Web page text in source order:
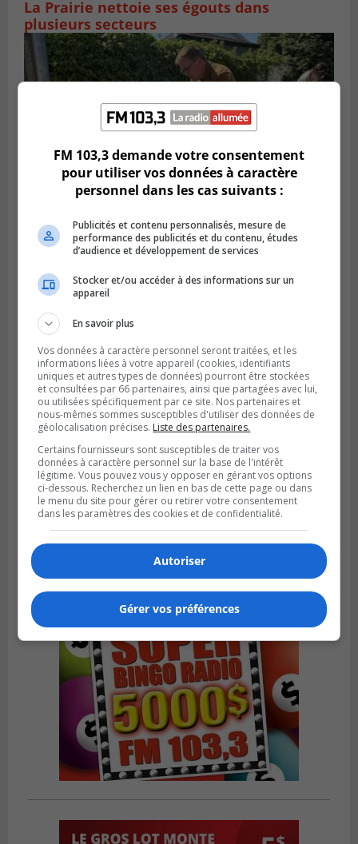
La Prairie nettoie ses égouts dans
plusieurs secteurs
STE-JULIE
Publié le 8 août 2026 à 07h59
Le programme Potager de Sainte-Julie
lance sa cinquième édition
LONGUEUIL
Publié le 7 août 2026 à 14h10
Les résidents de Longueuil souhaitent la
transparence dans l’affaire Tabarah
FM 103,3 demande votre consentement
pour utiliser vos données à caractère
personnel dans les cas suivants :
Publicités et contenu personnalisés, mesure de
performance des publicités et du contenu, études
d’audience et développement de services
Stocker et/ou accéder à des informations sur un
appareil
En savoir plus
Vos données à caractère personnel seront traitées, et les
informations liées à votre appareil (cookies, identifiants
uniques et autres types de données) pourront être stockées
et consultées par 66 partenaires, ainsi que partagées avec lui,
ou utilisées spécifiquement par ce site. Nos partenaires et
nous-mêmes sommes susceptibles d'utiliser des données de
géolocalisation précises. Liste des partenaires.
Certains fournisseurs sont susceptibles de traiter vos
données à caractère personnel sur la base de l'intérêt
légitime. Vous pouvez vous y opposer en gérant vos options
ci-dessous. Recherchez un lien en bas de cette page ou dans
le menu du site pour gérer ou retirer votre consentement
dans les paramètres des cookies et de confidentialité.
Autoriser
Gérer vos préférences